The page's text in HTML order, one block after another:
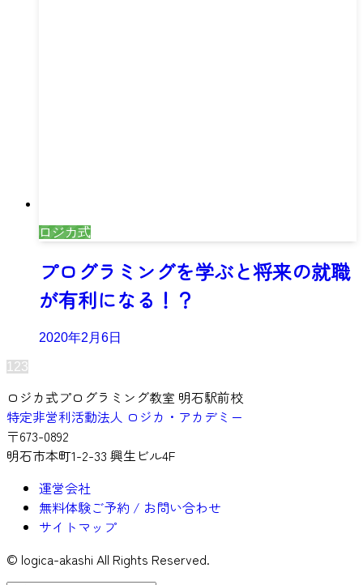
ロジカ式
プログラミングを学ぶと将来の就職
が有利になる！？
2020年2月6日
1 23
ロジカ式プログラミング教室 明石駅前校
特定非営利活動法人 ロジカ・アカデミー
〒673-0892
明石市本町1-2-33 興生ビル4F
運営会社
無料体験ご予約 / お問い合わせ
サイトマップ
© logica-akashi All Rights Reserved.